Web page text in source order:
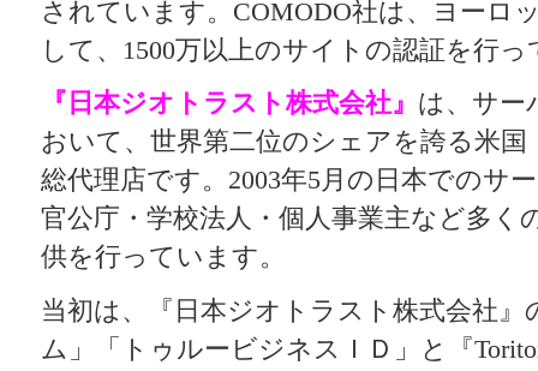
されています。COMODO社は、ヨーロ
して、1500万以上のサイトの認証を行
『日本ジオトラスト株式会社』 は、サー
おいて、世界第二位のシェアを誇る米
総代理店です。2003年5月の日本でのサ
官公庁・学校法人・個人事業主など多く
供を行っています。
当初は、『日本ジオトラスト株式会社』
ム」「トゥルービジネスＩＤ」と『